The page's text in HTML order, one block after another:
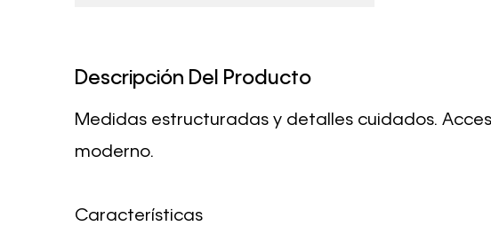
Descripción Del Producto
Medidas estructuradas y detalles cuidados.
moderno.
Características